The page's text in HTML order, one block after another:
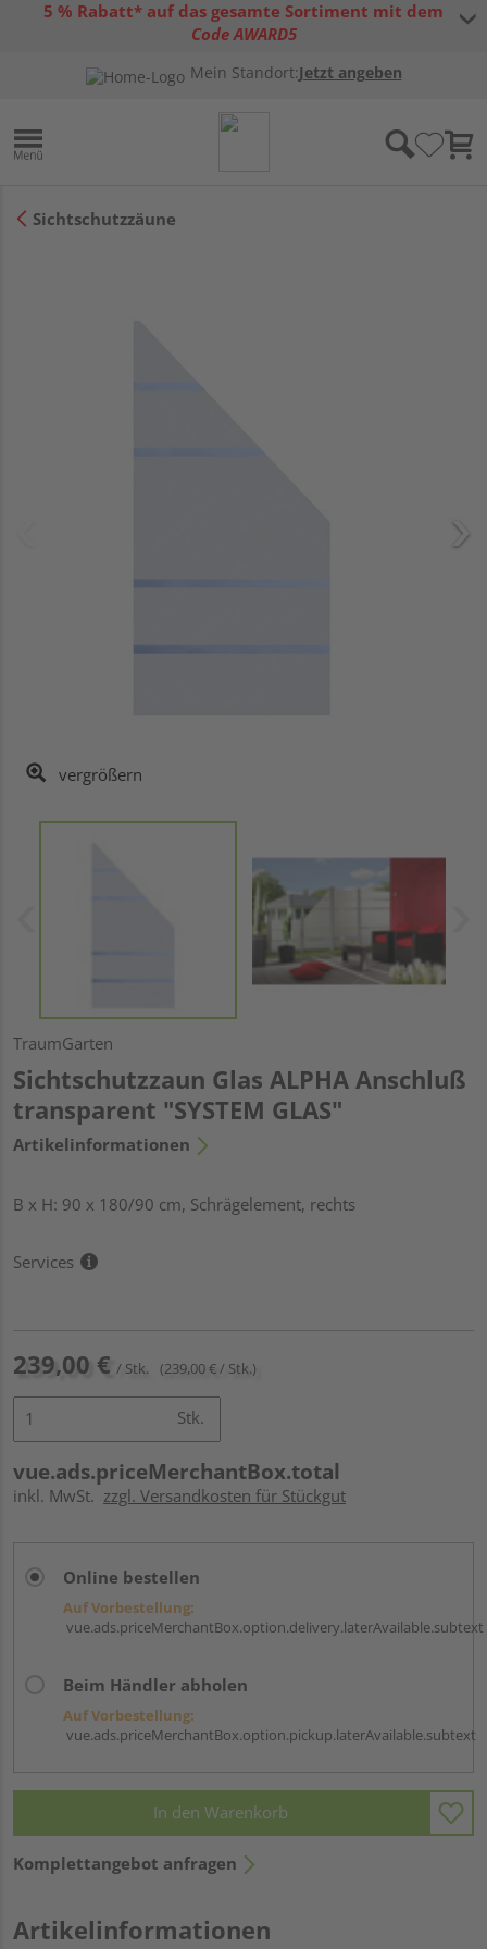
5 % Rabatt* auf das gesamte Sortiment mit dem
Code AWARD5
Gutscheinbedingungen
Mein Standort:Jetzt angeben
Sichtschutzzäune
vergrößern
TraumGarten
Sichtschutzzaun Glas ALPHA Anschluß
transparent "SYSTEM GLAS"
Artikelinformationen
B x H: 90 x 180/90 cm, Schrägelement, rechts
Services
239,00 € / Stk. (239,00 € / Stk.)
Stk.
vue.ads.priceMerchantBox.total
inkl. MwSt. zzgl. Versandkosten für Stückgut
Online bestellen
Auf Vorbestellung:
vue.ads.priceMerchantBox.option.delivery.laterAvailable.subtext
Beim Händler abholen
Auf Vorbestellung:
vue.ads.priceMerchantBox.option.pickup.laterAvailable.subtext
In den Warenkorb
Komplettangebot anfragen
Artikelinformationen